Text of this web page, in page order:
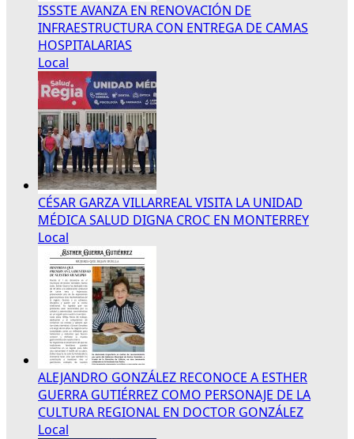
ISSSTE AVANZA EN RENOVACIÓN DE
INFRAESTRUCTURA CON ENTREGA DE CAMAS
HOSPITALARIAS
Local
CÉSAR GARZA VILLARREAL VISITA LA UNIDAD
MÉDICA SALUD DIGNA CROC EN MONTERREY
Local
ALEJANDRO GONZÁLEZ RECONOCE A ESTHER
GUERRA GUTIÉRREZ COMO PERSONAJE DE LA
CULTURA REGIONAL EN DOCTOR GONZÁLEZ
Local